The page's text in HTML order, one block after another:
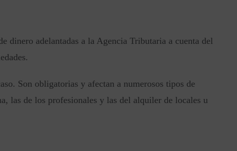
dinero adelantadas a la Agencia Tributaria a cuenta del
Son obligatorias y afectan a numerosos tipos de
las de los profesionales y las del alquiler de locales u